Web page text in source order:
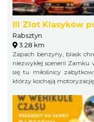
III Zlot Klasyków
Rabsztyn
3.28 km
Zapach benzyny, blask
niezwykłej scenerii
się tu miłośnicy
którzy kochają motoryzację